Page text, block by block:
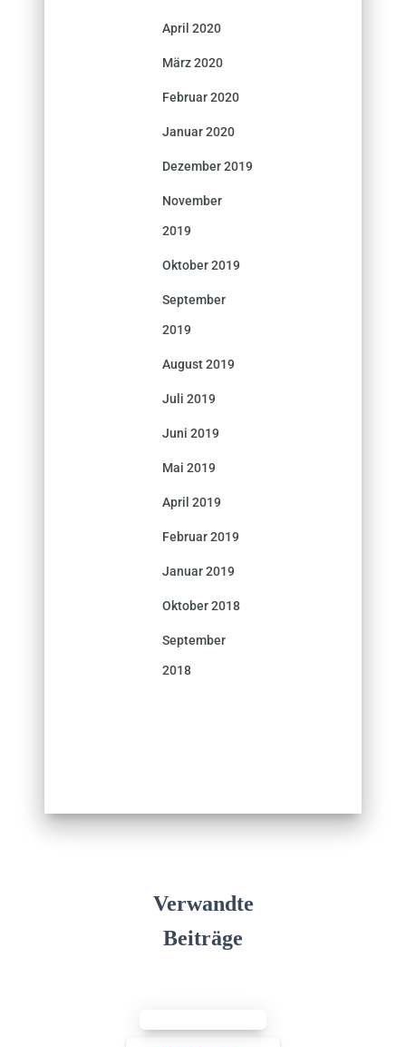
April 2020
März 2020
Februar 2020
Januar 2020
Dezember 2019
November
2019
Oktober 2019
September
2019
August 2019
Juli 2019
Juni 2019
Mai 2019
April 2019
Februar 2019
Januar 2019
Oktober 2018
September
2018
Verwandte
Beiträge